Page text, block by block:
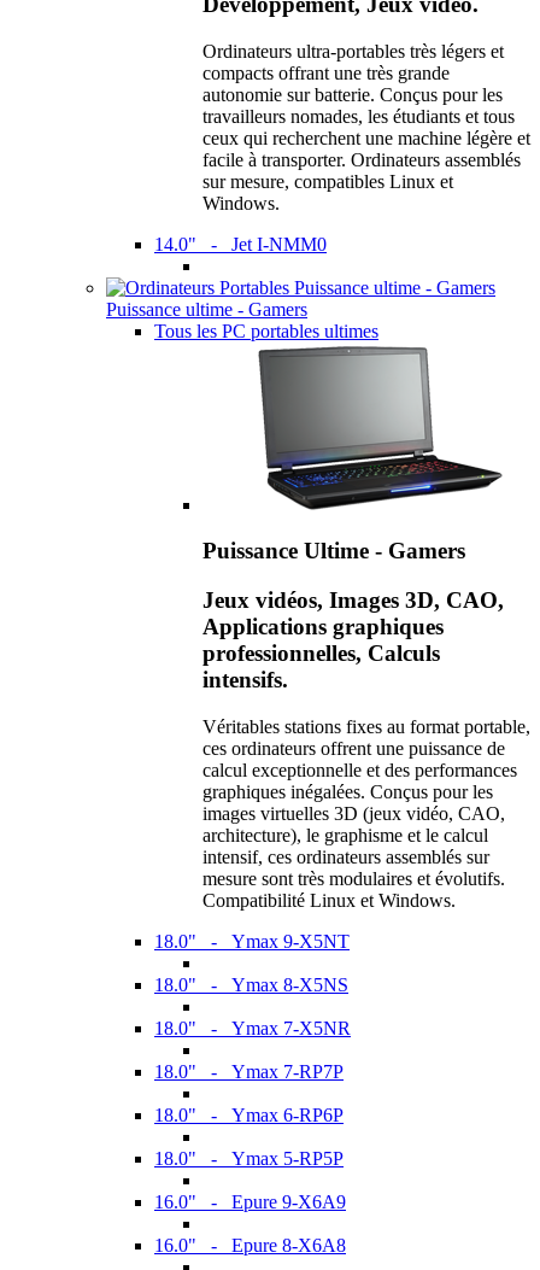
Ordinateurs ultra-portables très légers et
compacts offrant une très grande
autonomie sur batterie. Conçus pour les
travailleurs nomades, les étudiants et tous
ceux qui recherchent une machine légère et
facile à transporter. Ordinateurs assemblés
sur mesure, compatibles Linux et
Windows.
14.0" - Jet I-NMM0
Puissance ultime - Gamers
Tous les PC portables ultimes
Puissance Ultime - Gamers
Jeux vidéos, Images 3D, CAO,
Applications graphiques
professionnelles, Calculs
intensifs.
Véritables stations fixes au format portable,
ces ordinateurs offrent une puissance de
calcul exceptionnelle et des performances
graphiques inégalées. Conçus pour les
images virtuelles 3D (jeux vidéo, CAO,
architecture), le graphisme et le calcul
intensif, ces ordinateurs assemblés sur
mesure sont très modulaires et évolutifs.
Compatibilité Linux et Windows.
18.0" - Ymax 9-X5NT
18.0" - Ymax 8-X5NS
18.0" - Ymax 7-X5NR
18.0" - Ymax 7-RP7P
18.0" - Ymax 6-RP6P
18.0" - Ymax 5-RP5P
16.0" - Epure 9-X6A9
16.0" - Epure 8-X6A8